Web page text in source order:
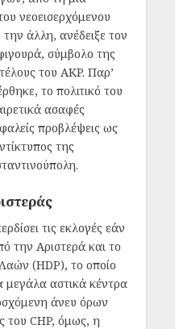
νεοεισερχόμενου
άλλη, ανέδειξε τον
σύμβολο της
του AKP. Παρ’
το πολιτικό του
ασαφές
προβλέψεις ως
της
τις εκλογές εάν
την Αριστερά και το
(HDP), το οποίο
μεγάλα αστικά κέντρα
άνευ όρων
του CHP, όμως, η